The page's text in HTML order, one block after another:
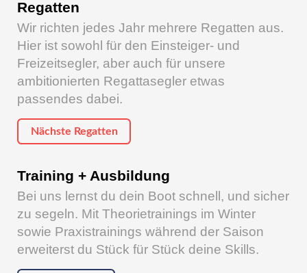
Regatten
Wir richten jedes Jahr mehrere Regatten aus.
Hier ist sowohl für den Einsteiger- und
Freizeitsegler, aber auch für unsere
ambitionierten Regattasegler etwas
passendes dabei.
Nächste Regatten
Training + Ausbildung
Bei uns lernst du dein Boot schnell, und sicher
zu segeln. Mit Theorietrainings im Winter
sowie Praxistrainings während der Saison
erweiterst du Stück für Stück deine Skills.